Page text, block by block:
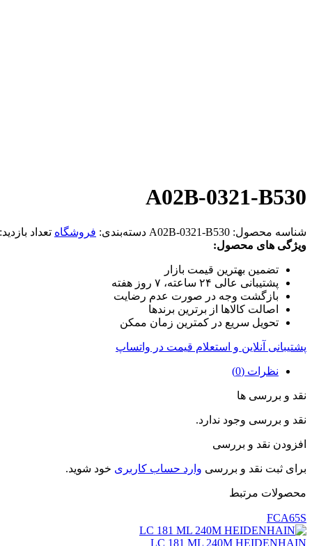
A02B-0321-B530
شناسه محصول: A02B-0321-B530 دسته‌بندی: فروشگاه تعداد بازدید:
ویژگی های محصول:
تضمین بهترین قیمت بازار
پشتیبانی عالی ۲۴ ساعته، ۷ روز هفته
بازگشت وجه در صورت عدم رضایت
اصالت کالاها از برترین برندها
تحویل سریع در کمترین زمان ممکن
پشتیبانی آنلاین و استعلام قیمت در واتساپ
نظرات (0)
نقد و بررسی ها
نقد و بررسی وجود ندارد.
افزودن نقد و بررسی
برای ثبت نقد و بررسی وارد حساب کاربری خود شوید.
محصولات مرتبط
FCA65S
LC 181 ML 240M HEIDENHAIN